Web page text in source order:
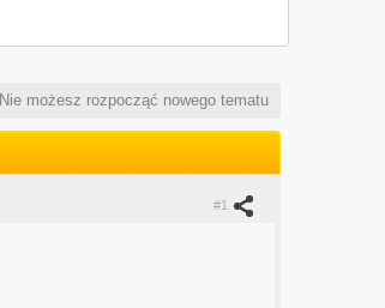
Nie możesz rozpocząć nowego tematu
#1